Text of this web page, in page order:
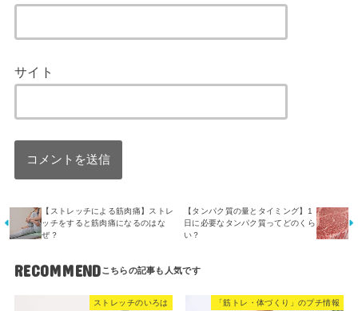
サイト
【ストレッチによる筋肉痛】ストレ
ッチをすると筋肉痛になるのはな
ぜ？
【タンパク質の量とタイミング】1
日に必要なタンパク質ってどのくら
い？
RECOMMEND
ストレッチのいろは 「筋トレ・体づくり」のプチ情報